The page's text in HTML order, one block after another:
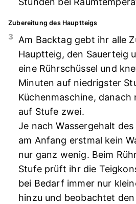
Zubereitung des Hauptteigs
3 Am Backtag gebt ihr alle
Hauptteig, den Sauerteig
eine Rührschüssel und
Minuten auf niedrigster
Küchenmaschine,
auf Stufe zwei.
Je nach Wassergehalt
am Anfang erstmal kein
nur ganz wenig. Beim
Stufe prüft ihr die
bei Bedarf immer nur
hinzu und beobachtet